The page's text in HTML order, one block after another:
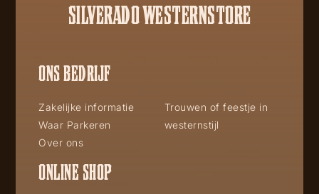
SILVERADO WESTERNSTORE
ONS BEDRIJF
Zakelijke informatie
Waar Parkeren
Over ons
Trouwen of feestje in
westernstijl
ONLINE SHOP